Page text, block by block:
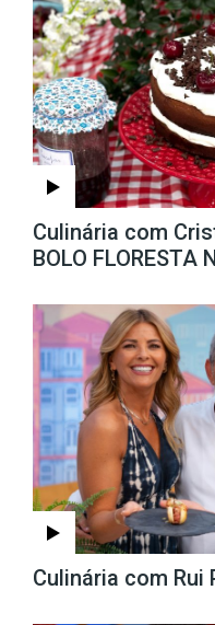
Culinária com
BOLO FLORESTA
Culinária com Rui